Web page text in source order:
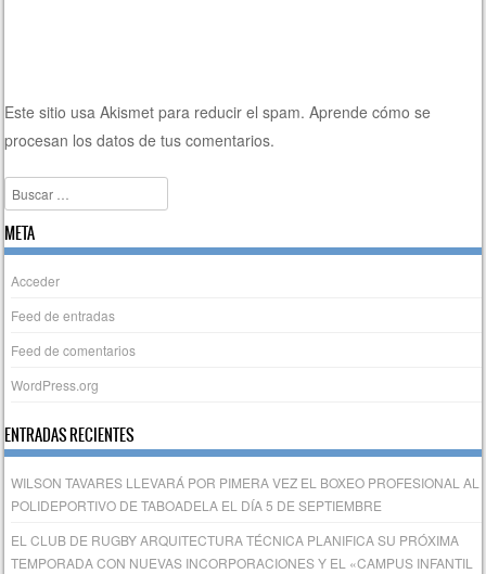
Este sitio usa Akismet para reducir el spam.Aprende cómo se
procesan los datos de tus comentarios.
Buscar
META
Acceder
Feed de entradas
Feed de comentarios
WordPress.org
ENTRADAS RECIENTES
WILSON TAVARES LLEVARÁ POR PIMERA VEZ EL BOXEO PROFESIONAL AL
POLIDEPORTIVO DE TABOADELA EL DÍA 5 DE SEPTIEMBRE
EL CLUB DE RUGBY ARQUITECTURA TÉCNICA PLANIFICA SU PRÓXIMA
TEMPORADA CON NUEVAS INCORPORACIONES Y EL «CAMPUS INFANTIL